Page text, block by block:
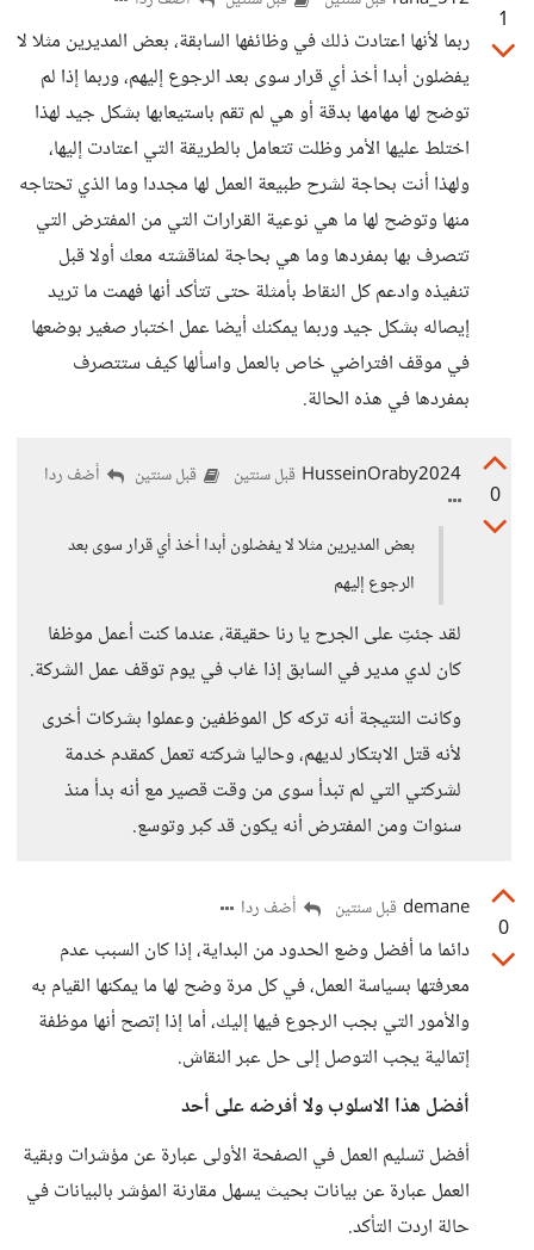
1
ربما لأنها اعتادت ذلك في وظائفها السابقة، بعض المديرين مثلا لا
يفضلون أبدا أخذ أي قرار سوى بعد الرجوع إليهم، وربما إذا لم
توضح لها مهامها بدقة أو هي لم تقم باستيعابها بشكل جيد لهذا
اختلط عليها الأمر وظلت تتعامل بالطريقة التي اعتادت إليها،
ولهذا أنت بحاجة لشرح طبيعة العمل لها مجددا وما الذي تحتاجه
منها وتوضح لها ما هي نوعية القرارات التي من المفترض التي
تتصرف بها بمفردها وما هي بحاجة لمناقشته معك أولا قبل
تنفيذه وادعم كل النقاط بأمثلة حتى تتأكد أنها فهمت ما تريد
إيصاله بشكل جيد وربما يمكنك أيضا عمل اختبار صغير بوضعها
في موقف افتراضي خاص بالعمل واسألها كيف ستتصرف
بمفردها في هذه الحالة.
0
HusseinOraby2024 قبل سنتين قبل سنتين أضف ردا
بعض المديرين مثلا لا يفضلون أبدا أخذ أي قرار سوى بعد
الرجوع إليهم
لقد جئتِ على الجرح يا رنا حقيقة، عندما كنت أعمل موظفا
كان لدي مدير في السابق إذا غاب في يوم توقف عمل الشركة.
وكانت النتيجة أنه تركه كل الموظفين وعملوا بشركات أخرى
لأنه قتل الابتكار لديهم، وحاليا شركته تعمل كمقدم خدمة
لشركتي التي لم تبدأ سوى من وقت قصير مع أنه بدأ منذ
سنوات ومن المفترض أنه يكون قد كبر وتوسع.
0
demane قبل سنتين أضف ردا
دائما ما أفضل وضع الحدود من البداية، إذا كان السبب عدم
معرفتها بسياسة العمل، في كل مرة وضح لها ما يمكنها القيام به
والأمور التي بجب الرجوع فيها إليك، أما إذا إتصح أنها موظفة
إتمالية يجب التوصل إلى حل عبر النقاش.
أفضل هذا الاسلوب ولا أفرضه على أحد
أفضل تسليم العمل في الصفحة الأولى عبارة عن مؤشرات وبقية
العمل عبارة عن بيانات بحيث يسهل مقارنة المؤشر بالبيانات في
حالة اردت التأكد.